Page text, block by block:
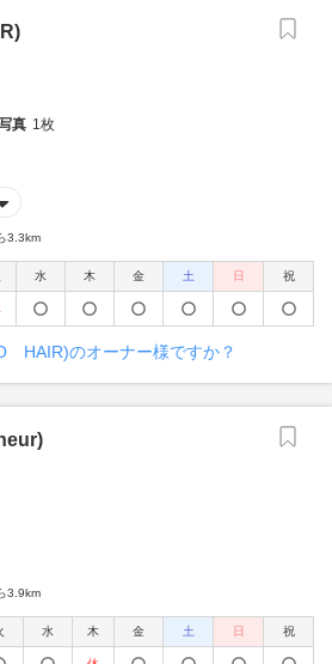
真 1枚
3.3km
水 木 金 土 日 祝
HAIR)のオーナー様ですか？
3.9km
水 木 金 土 日 祝